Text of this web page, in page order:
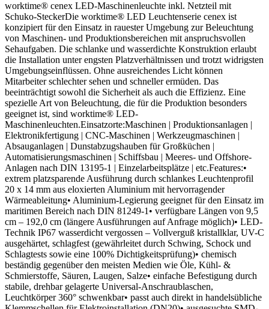
worktime® cenex LED-Maschinenleuchte inkl. Netzteil mit
Schuko-SteckerDie worktime® LED Leuchtenserie cenex ist
konzipiert für den Einsatz in rauester Umgebung zur Beleuchtung
von Maschinen- und Produktionsbereichen mit anspruchsvollen
Sehaufgaben. Die schlanke und wasserdichte Konstruktion erlaubt
die Installation unter engsten Platzverhältnissen und trotzt widrigsten
Umgebungseinflüssen. Ohne ausreichendes Licht können
Mitarbeiter schlechter sehen und schneller ermüden. Das
beeinträchtigt sowohl die Sicherheit als auch die Effizienz. Eine
spezielle Art von Beleuchtung, die für die Produktion besonders
geeignet ist, sind worktime® LED-
Maschinenleuchten.Einsatzorte:Maschinen | Produktionsanlagen |
Elektronikfertigung | CNC-Maschinen | Werkzeugmaschinen |
Absauganlagen | Dunstabzugshauben für Großküchen |
Automatisierungsmaschinen | Schiffsbau | Meeres- und Offshore-
Anlagen nach DIN 13195-1 | Einzelarbeitsplätze | etc.Features:•
extrem platzsparende Ausführung durch schlankes Leuchtenprofil
20 x 14 mm aus eloxierten Aluminium mit hervorragender
Wärmeableitung• Aluminium-Legierung geeignet für den Einsatz im
maritimen Bereich nach DIN 81249-1• verfügbare Längen von 9,5
cm – 192,0 cm (längere Ausführungen auf Anfrage möglich)• LED-
Technik IP67 wasserdicht vergossen – Vollverguß kristallklar, UV-C
ausgehärtet, schlagfest (gewährleitet durch Schwing, Schock und
Schlagtests sowie eine 100% Dichtigkeitsprüfung)• chemisch
beständig gegenüber den meisten Medien wie Öle, Kühl- &
Schmierstoffe, Säuren, Laugen, Salze• einfache Befestigung durch
stabile, drehbar gelagerte Universal-Anschraublaschen,
Leuchtkörper 360° schwenkbar• passt auch direkt in handelsübliche